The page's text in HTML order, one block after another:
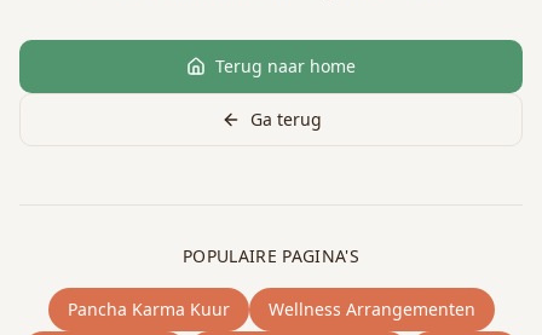
Terug naar home
Ga terug
POPULAIRE PAGINA'S
Pancha Karma Kuur
Wellness Arrangementen